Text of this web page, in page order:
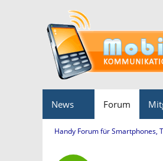
News Forum
Handy Forum für Smartphones,